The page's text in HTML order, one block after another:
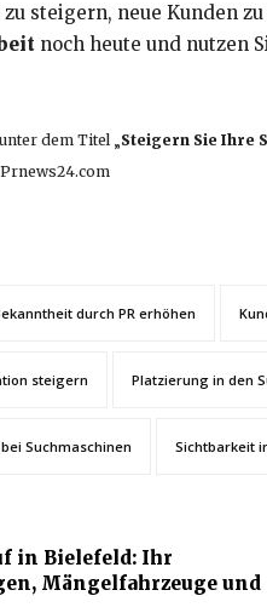
zu steigern, neue Kunden
noch heute und nutzen
dem Titel „Steigern Sie Ihre
durch PR erhöhen
steigern Platzierung in den
Suchmaschinen Sichtbarkeit
in Bielefeld: Ihr
Mängelfahrzeuge und